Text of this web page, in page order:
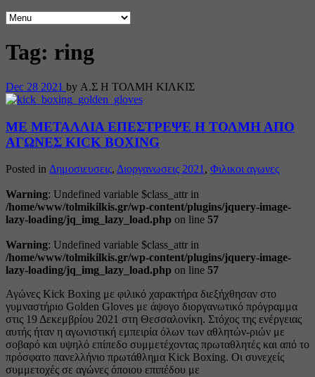
Tag: ring
Dec 28 2021 by Α.Σ Η ΤΟΛΜΗ ΚΙΛΚΙΣ
ΜΕ ΜΕΤΑΛΛΙΑ ΕΠΕΣΤΡΕΨΕ Η ΤΟΛΜΗ ΑΠΟ
ΑΓΩΝΕΣ KICK BOXING
Posted in Δημοσιευσεις, Διοργανωσεις 2021 , Φιλικοι αγωνες
Warning: Undefined variable $class_attr in
/home/www/tolmikilkis.gr/wp-content/plugins/jquery-image-
lazy-loading/jq_img_lazy_load.php on line 57
Warning: Undefined variable $class_attr in
/home/www/tolmikilkis.gr/wp-content/plugins/jquery-image-
lazy-loading/jq_img_lazy_load.php on line 57
Αγώνες Kick Bοxing με φιλικό χαρακτήρα διεξήχθησαν στο
γυμναστήριο Golden Gloves με άψογο διοργανωτικό πρόγραμμα
στις 19 Δεκεμβρίου 2021 στη Θεσσαλονίκη. Στόχος της ενέργειας
αυτής ήταν η αγωνιστική εμπειρία όλων των αθλητών-ριών με
σοβαρό και υψηλό επίπεδο συμμετέχοντας πρωταθλητές και από το
πρόσφατο πανελλήνιο πρωτάθλημα Kick Boxing. Οι συνεχείς
συμμετοχές σε αγώνες όποιου επιπέδου με